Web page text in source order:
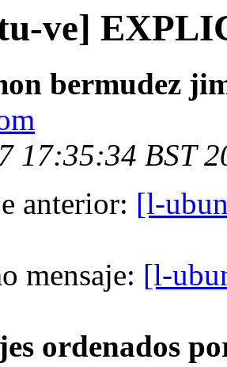
ve]
bermudez
17:35:34 BST
anterior: [l-
mensaje: [l-
ordenados